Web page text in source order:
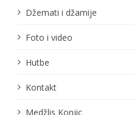
Džemati i džamije
Foto i video
Hutbe
Kontakt
Medžlis Konjic